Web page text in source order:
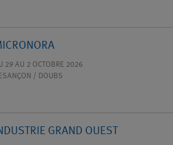
29 AU 2 OCTOBRE 2026
/ DOUBS
GRAND OUEST